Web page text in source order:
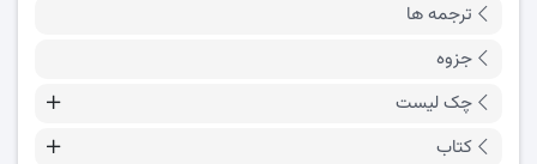
ترجمه ها
جزوه
چک لیست
کتاب